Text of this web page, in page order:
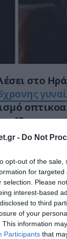
- Do Not
opt-out of the
for
selection. Please
interest-based
to third
of your
This information
Participants that
στο
42χρονης.
να
σε βάρος
σε έλεγχο
όπως
δεμένη